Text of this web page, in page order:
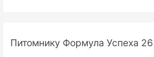
Питомнику Формула Успеха 26